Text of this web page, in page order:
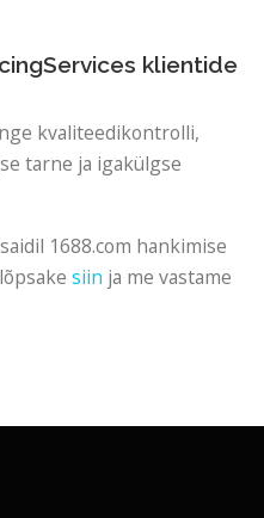
klientide
kvaliteedikontrolli,
tarne ja igakülgse
1688.com hankimise
siin ja me vastame